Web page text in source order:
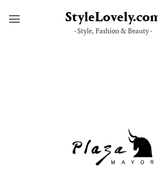
· Style, Fashion & Beauty ·